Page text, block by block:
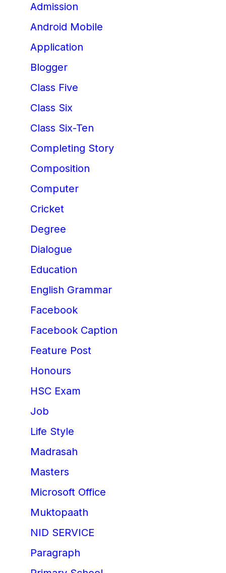
Admission
Android Mobile
Application
Blogger
Class Five
Class Six
Class Six-Ten
Completing Story
Composition
Computer
Cricket
Degree
Dialogue
Education
English Grammar
Facebook
Facebook Caption
Feature Post
Honours
HSC Exam
Job
Life Style
Madrasah
Masters
Microsoft Office
Muktopaath
NID SERVICE
Paragraph